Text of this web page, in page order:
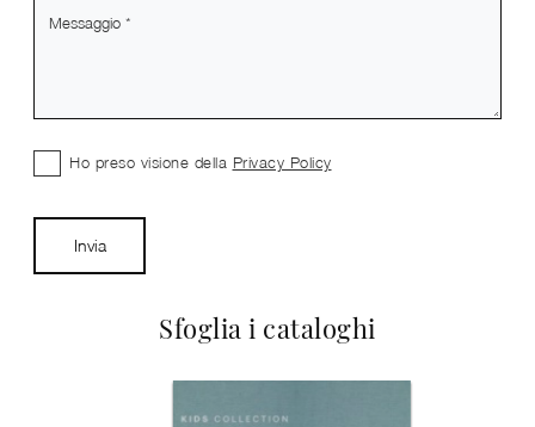
Sfoglia i cataloghi
Ho preso visione della Privacy Policy
Invia